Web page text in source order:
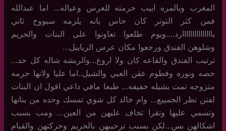
المغرب وبالمره اييب حرمته للعرس وعياله… اما عبدالله
فمن كثر التوتر كان حاس بانه يلزمه سبووح ثاني
بااااااااااااااارد….ويوم طلعوا تعاونوا على البنات والحريم
وشلوهن الفندق ورجعوا مكان عرس الرياييل…
ترتيب الفندق والقاعه كان ولا اروع…والربشه شاله كل حد…
حصه ونوره وفطوم عقن العبي والشيل..اما عليا ولانها حرمه
متزوجه تمت بشيله خفيفه… طبعا مافي داعي اقول ان البنات
لفتن نظر الجمييع… وام خالد كل شوي تمسك وحده من بناتها
وتسمي عليها وتقرا تخاف عليهن من العين… ومب بسبب
اشكالهن بس…لكن بسبب ترحيبهن بالحريم وحركتهن والقيام